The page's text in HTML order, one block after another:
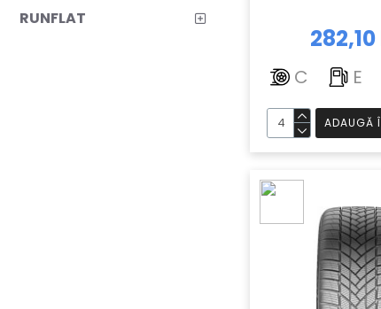
RUNFLAT
C E
ADAUGĂ